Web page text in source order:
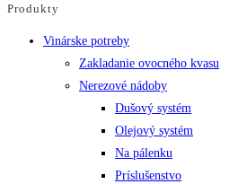
Produkty
Vinárske potreby
Zakladanie ovocného kvasu
Nerezové nádoby
Dušový systém
Olejový systém
Na pálenku
Príslušenstvo